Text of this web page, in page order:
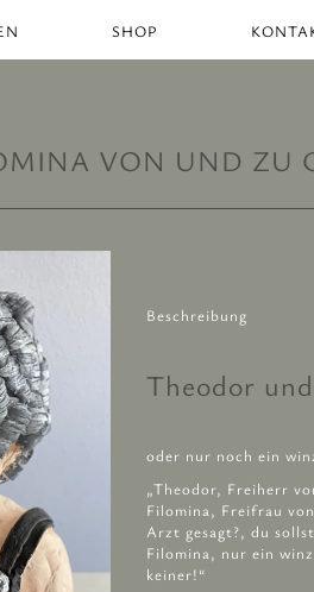
SHOP
VON UND ZU
Beschreibung
Theodor
oder nur noch ein
„Theodor, Freiherr
Filomina, Freifrau
Arzt gesagt?, du
Filomina, nur ein
keiner!“